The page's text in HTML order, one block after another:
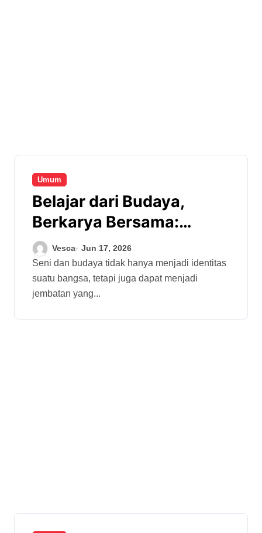
Umum
Belajar dari Budaya,
Berkarya Bersama:
Kemitraan Seni
Indonesia–Singapura
Terus Berlanjut
Vesca Jun 17, 2026
Seni dan budaya tidak hanya menjadi identitas
suatu bangsa, tetapi juga dapat menjadi
jembatan yang...